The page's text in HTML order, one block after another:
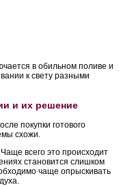
в обильном поливе и
к свету разными
и их решение
покупки готового
схожи.
Чаще всего это происходит
становится слишком
чаще опрыскивать